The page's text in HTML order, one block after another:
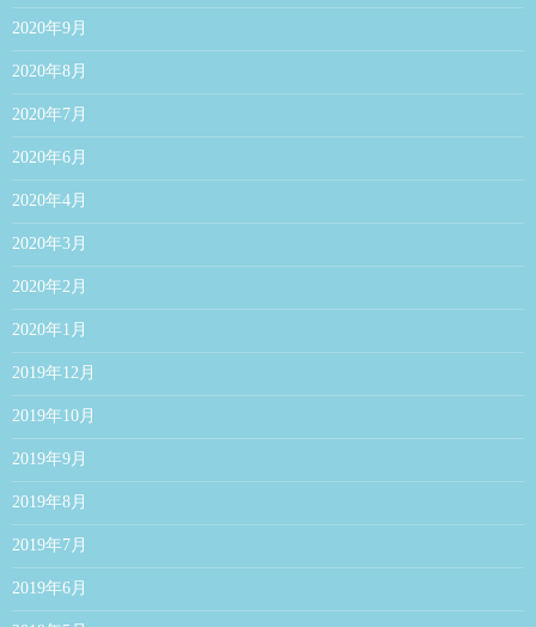
2020年9月
2020年8月
2020年7月
2020年6月
2020年4月
2020年3月
2020年2月
2020年1月
2019年12月
2019年10月
2019年9月
2019年8月
2019年7月
2019年6月